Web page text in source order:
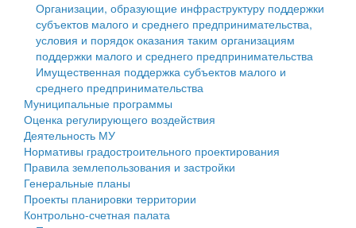
Оценка регулирующего воздействия
Деятельность МУ
Нормативы градостроительного проектирования
Правила землепользования и застройки
Генеральные планы
Проекты планировки территории
Собрание депутатов
Организации, образующие инфраструктуру поддержки
субъектов малого и среднего предпринимательства,
условия и порядок оказания таким организациям
поддержки малого и среднего предпринимательства
Имущественная поддержка субъектов малого и
среднего предпринимательства
Муниципальные программы
Оценка регулирующего воздействия
Деятельность МУ
Нормативы градостроительного проектирования
Правила землепользования и застройки
Генеральные планы
Проекты планировки территории
Контрольно-счетная палата